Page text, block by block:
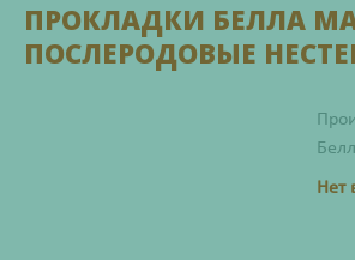
ПРОКЛАДКИ БЕЛЛА
ПОСЛЕРОДОВЫЕ
Нет